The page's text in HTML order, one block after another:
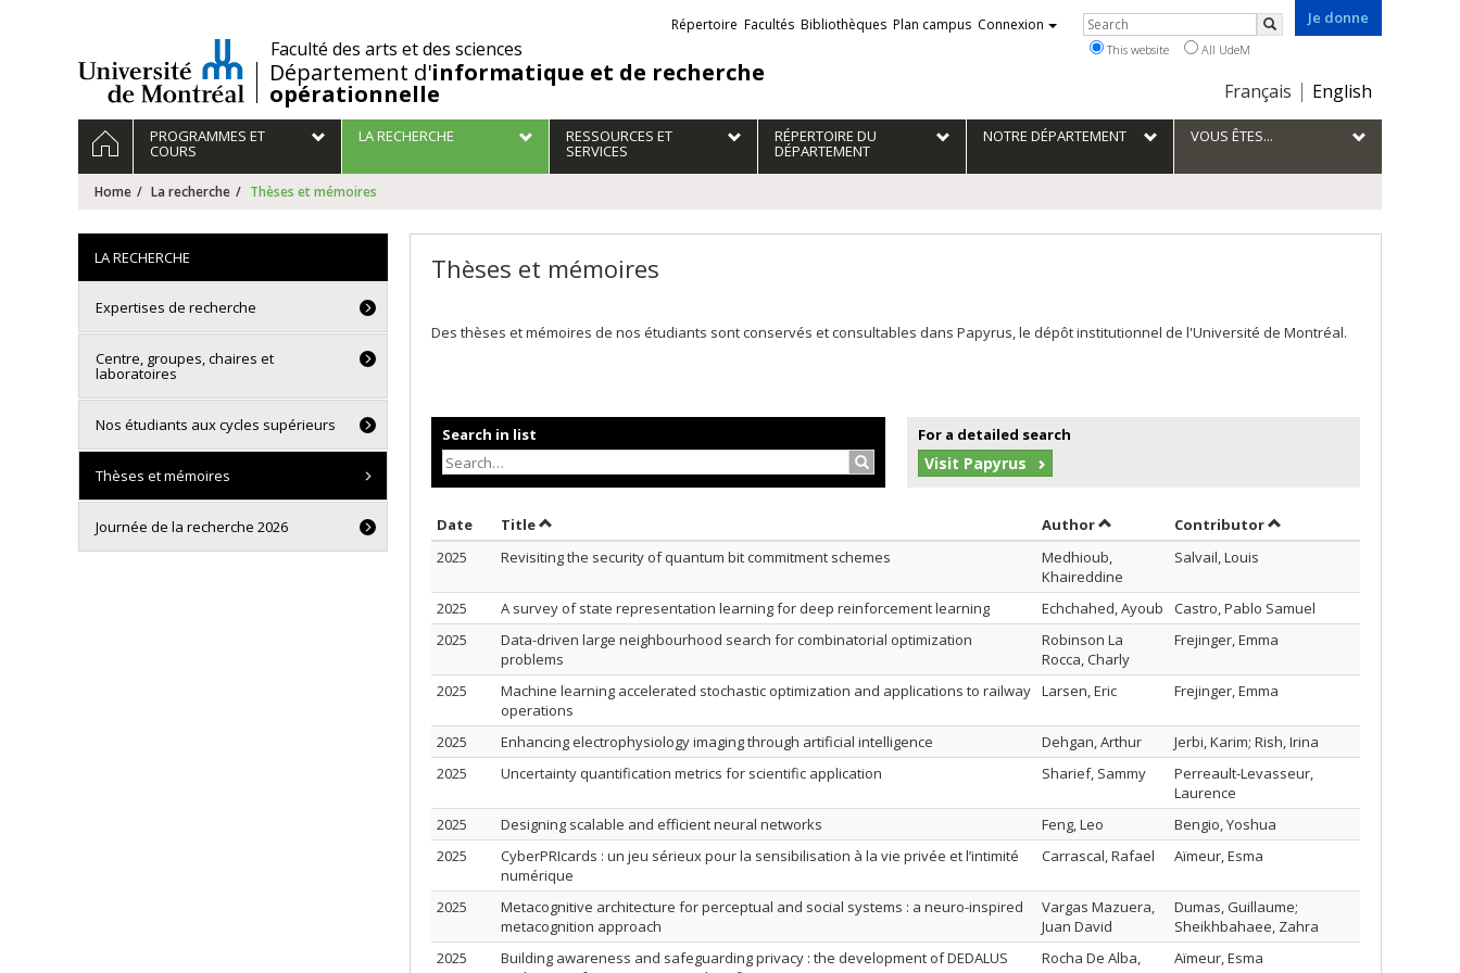
/Faculté des arts et des sciences
Département d'informatique et de recherche
opérationnelle
Je donne
Choix
la
langue
Français English
Liens
externes
Répertoire Facultés Bibliothèques Plan campus Connexion Rechercher
Search
This website All UdeM
Navigation
principale
HOMEPROGRAMMES ET
COURS
LA RECHERCHE RESSOURCES ET
SERVICES
RÉPERTOIRE DU
DÉPARTEMENT
NOTRE DÉPARTEMENT VOUS ÊTES...
Home La recherche Thèses et mémoires
Thèses et mémoires
Des thèses et mémoires de nos étudiants sont conservés et consultables dans Papyrus, le dépôt institutionnel de l'Université de Montréal.
Search in list
Search…
For a detailed search
Visit Papyrus
Date Sort by date in ascending order
TitleSort by title in ascending order AuthorSort by author in ascending order
Contributorby contributor in
2025
Revisiting the security of quantum bit commitment schemes
Medhioub,
Khaireddine
Salvail, Louis
2025 A survey of state representation learning for deep reinforcement learning Echchahed, Ayoub
Castro, Pablo Samuel
2025
Data-driven large neighbourhood search for combinatorial optimization
problems
Robinson La
Rocca, Charly
Frejinger, Emma
2025
Machine learning accelerated stochastic optimization and applications to railway
operations
Larsen, Eric Frejinger, Emma
2025 Enhancing electrophysiology imaging through artificial intelligence Dehgan, Arthur
Jerbi, Karim; Rish, Irina
2025
Uncertainty quantification metrics for scientific application Sharief, Sammy
Perreault-Levasseur,
Laurence
2025
Designing scalable and efficient neural networks Feng, Leo
Bengio, Yoshua
2025
CyberPRIcards : un jeu sérieux pour la sensibilisation à la vie privée et l’intimité
numérique
Carrascal, Rafael Aïmeur, Esma
2025
Metacognitive architecture for perceptual and social systems : a neuro-inspired
metacognition approach
Vargas Mazuera,
Juan David
Dumas, Guillaume;
Sheikhbahaee, Zahra
2025
Building awareness and safeguarding privacy : the development of DEDALUS
Rocha De Alba,
Aïmeur, Esma
LA RECHERCHE
Expertises de recherche
Centre, groupes, chaires et
laboratoires
Nos étudiants aux cycles supérieurs
Thèses et mémoires
Journée de la recherche 2026